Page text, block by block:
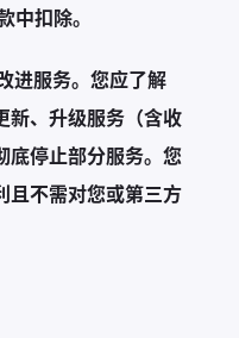
中扣除。
进服务。您应了解
新、升级服务（含收
底停止部分服务。您
且不需对您或第三方